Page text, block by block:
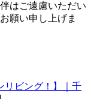
はご遠慮いただい
願い申し上げま
リビング！】｜千